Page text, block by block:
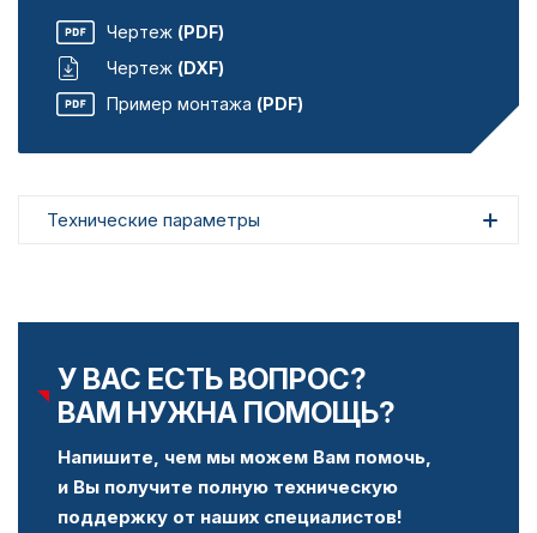
Чертеж (PDF)
Чертеж (DXF)
Пример монтажа (PDF)
Технические параметры
У ВАС ЕСТЬ ВОПРОС?
ВАМ НУЖНА ПОМОЩЬ?
Напишите, чем мы можем Вам помочь,
и Вы получите полную техническую
поддержку от наших специалистов!